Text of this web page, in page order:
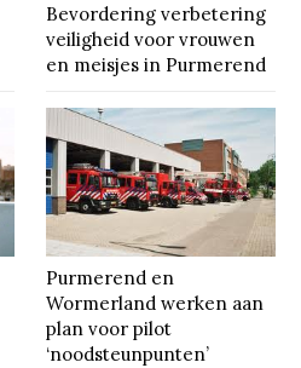
Bevordering verbetering
veiligheid voor vrouwen
en meisjes in Purmerend
Purmerend en
Wormerland werken aan
plan voor pilot
‘noodsteunpunten’